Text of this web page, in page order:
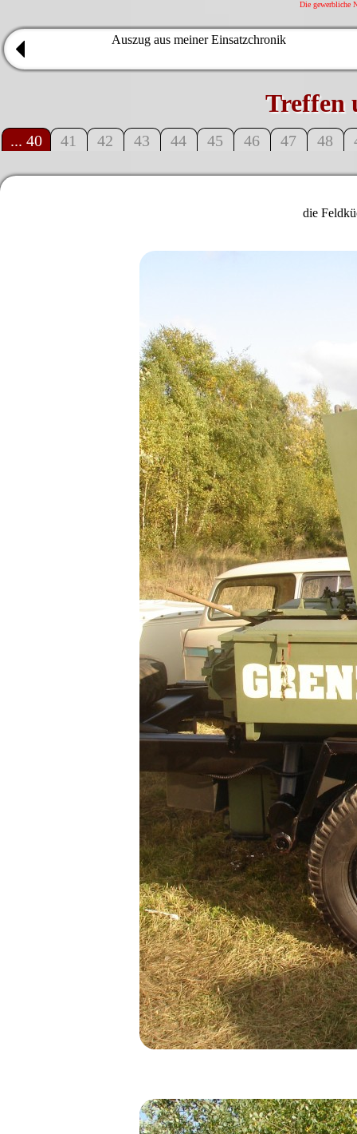
Die gewerbliche
Auszug aus meiner Einsatzchronik
Treffen
... 40 41 42 43 44 45 46 47 48
die